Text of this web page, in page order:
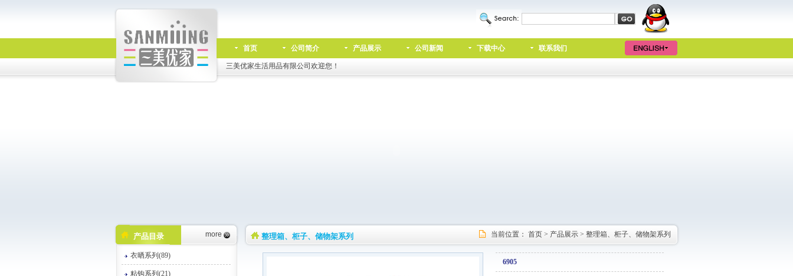
首页 公司简介 产品展示 公司新闻 下载中心 联系我们
三美优家生活用品有限公司欢迎您！
产品目录 more
衣晒系列(89)
粘钩系列(21)
整理箱、柜子、储物架系列 当前位置： 首页> 产品展示> 整理箱、柜子、储物架系列
6905